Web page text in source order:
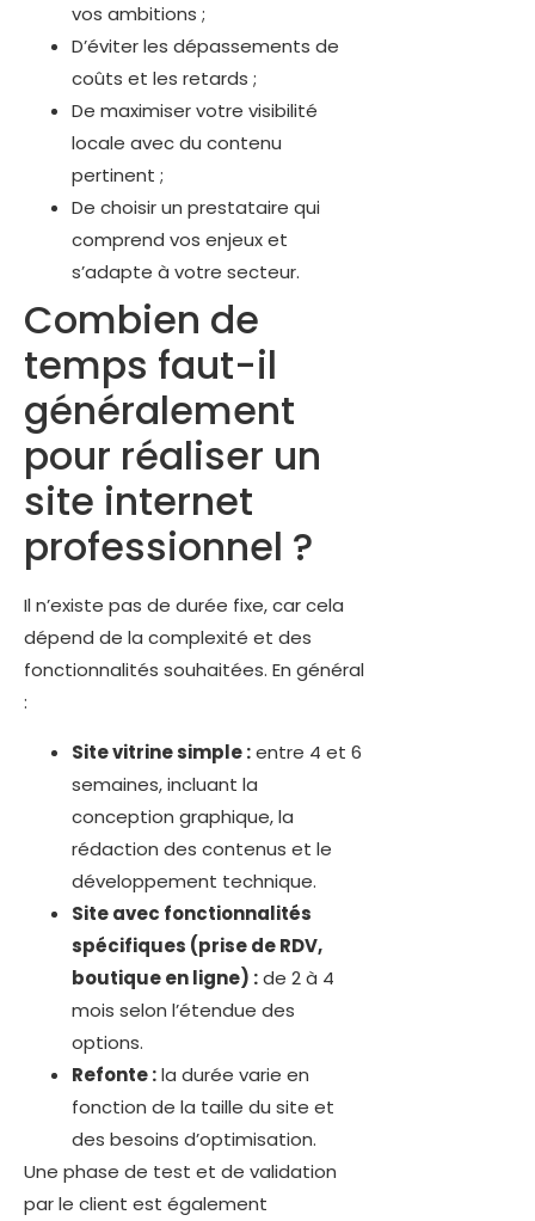
vos ambitions ;
D’éviter les dépassements de
coûts et les retards ;
De maximiser votre visibilité
locale avec du contenu
pertinent ;
De choisir un prestataire qui
comprend vos enjeux et
s’adapte à votre secteur.
Combien de
temps faut-il
généralement
pour réaliser un
site internet
professionnel ?
Il n’existe pas de durée fixe, car cela
dépend de la complexité et des
fonctionnalités souhaitées. En général
:
Site vitrine simple :entre 4 et 6
semaines, incluant la
conception graphique, la
rédaction des contenus et le
développement technique.
Site avec fonctionnalités
spécifiques (prise de RDV,
boutique en ligne) :de 2 à 4
mois selon l’étendue des
options.
Refonte :la durée varie en
fonction de la taille du site et
des besoins d’optimisation.
Une phase de test et de validation
par le client est également